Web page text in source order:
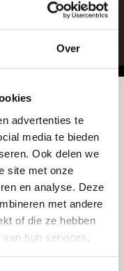
Over
advertenties te
media te bieden
Ook delen we
site met onze
en analyse. Deze
met andere
of die ze hebben
hun services.
voor uw
je
tijdens de
hanteren tijdens
op
voor de